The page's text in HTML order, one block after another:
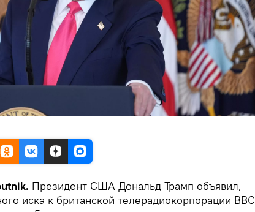
Президент США Дональд Трамп объявил,
иска к британской телерадиокорпорации BBC